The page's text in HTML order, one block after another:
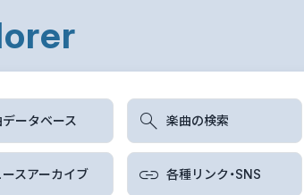
ータベース 楽曲の検索
ースアーカイブ 各種リンク・SNS